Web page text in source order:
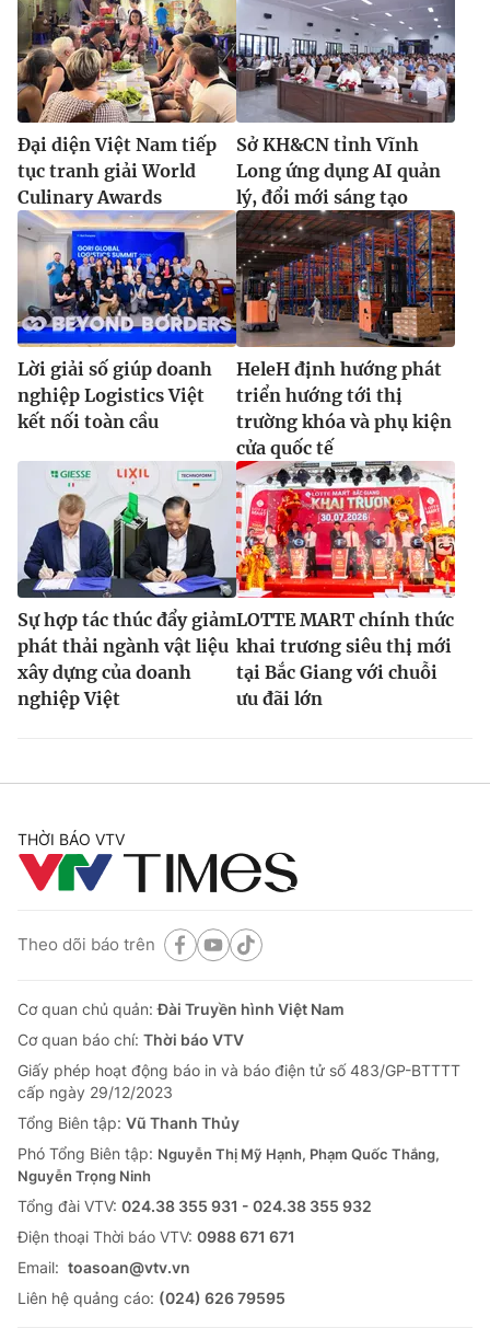
Đại diện Việt Nam tiếp
tục tranh giải World
Culinary Awards
Sở KH&CN tỉnh Vĩnh
Long ứng dụng AI quản
lý, đổi mới sáng tạo
Lời giải số giúp doanh
nghiệp Logistics Việt
kết nối toàn cầu
HeleH định hướng phát
triển hướng tới thị
trường khóa và phụ kiện
cửa quốc tế
Sự hợp tác thúc đẩy giảm
phát thải ngành vật liệu
xây dựng của doanh
nghiệp Việt
LOTTE MART chính thức
khai trương siêu thị mới
tại Bắc Giang với chuỗi
ưu đãi lớn
THỜI BÁO VTV
Theo dõi báo trên
Cơ quan chủ quản:Đài Truyền hình Việt Nam
Cơ quan báo chí: Thời báo VTV
Giấy phép hoạt động báo in và báo điện tử số 483/GP-BTTTT
cấp ngày 29/12/2023
Tổng Biên tập: Vũ Thanh Thủy
Phó Tổng Biên tập: Nguyễn Thị Mỹ Hạnh, Phạm Quốc Thắng,
Nguyễn Trọng Ninh
Tổng đài VTV: 024.38 355 931 - 024.38 355 932
Ðiện thoại Thời báo VTV: 0988 671 671
Email: toasoan@vtv.vn
Liên hệ quảng cáo: (024) 626 79595